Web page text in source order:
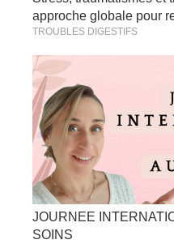
approche globale pour
TROUBLES DIGESTIFS
JOURNEE
SOINS